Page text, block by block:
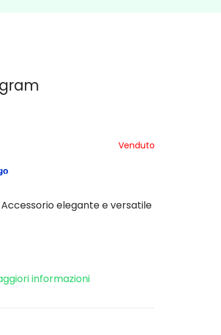
Venduto
elegante e versatile
informazioni